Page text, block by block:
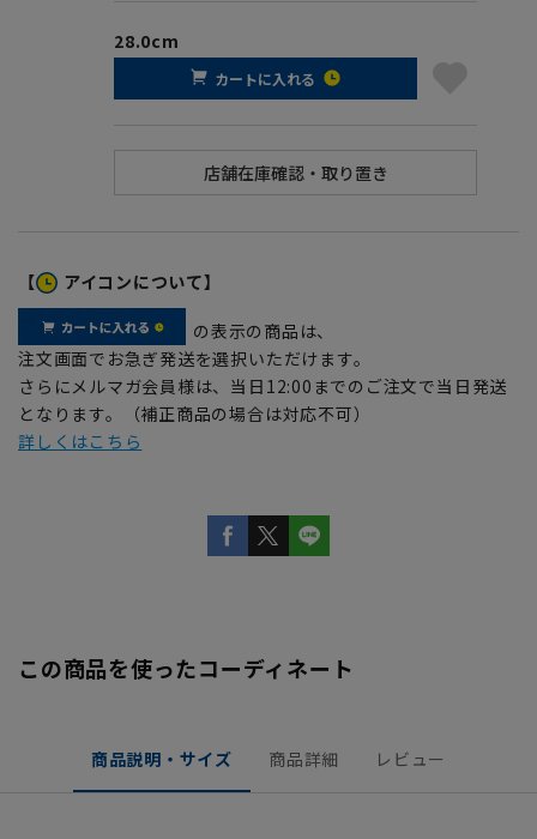
28.0cm
カートに入れる
【 アイコンについて】
の表示の商品は、
注文画面でお急ぎ発送を選択いただけます。
さらにメルマガ会員様は、当日12:00までのご注文で当日発送
となります。（補正商品の場合は対応不可）
詳しくはこちら
この商品を使ったコーディネート
商品説明・サイズ 商品詳細 レビュー